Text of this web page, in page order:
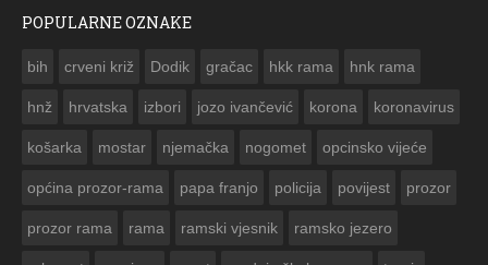
POPULARNE OZNAKE
bih crveni križ Dodik gračac hkk rama hnk rama
hnž hrvatska izbori jozo ivančević korona koronavirus
košarka mostar njemačka nogomet opcinsko vijeće
općina prozor-rama papa franjo policija povijest prozor
prozor rama rama ramski vjesnik ramsko jezero